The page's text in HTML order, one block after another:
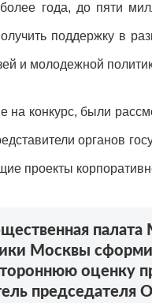
года, до пяти
поддержку в
и молодежной
на конкурс, были
органов
проекты
Москвы
оценку